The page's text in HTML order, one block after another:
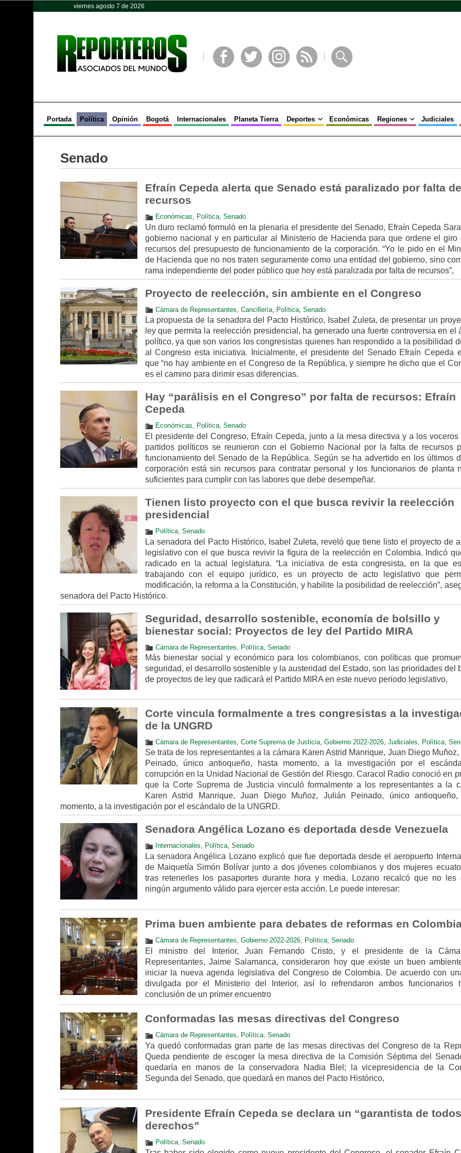
viernes agosto 7 de 2026
Portada Política Opinión Bogotá Internacionales Planeta Tierra Deportes Económicas Regiones Judiciales
Senado
Efraín Cepeda alerta que Senado está paralizado por falta de
recursos
Económicas, Política, Senado
Un duro reclamó formuló en la plenaria el presidente del Senado, Efraín Cepeda
gobierno nacional y en particular al Ministerio de Hacienda para que ordene el giro
recursos del presupuesto de funcionamiento de la corporación. “Yo le pido en el
de Hacienda que no nos traten seguramente como una entidad del gobierno, sino
rama independiente del poder público que hoy está paralizada por falta de recursos”,
Proyecto de reelección, sin ambiente en el Congreso
Cámara de Representantes Cancillería, Política, Senado
La propuesta de la senadora del Pacto Histórico, Isabel Zuleta, de presentar un
ley que permita la reelección presidencial, ha generado una fuerte controversia en el
político, ya que son varios los congresistas quienes han respondido a la posibilidad
al Congreso esta iniciativa. Inicialmente, el presidente del Senado Efraín Cepeda
que “no hay ambiente en el Congreso de la República, y siempre he dicho que el
es el camino para dirimir esas diferencias.
Hay “parálisis en el Congreso” por falta de recursos: Efraín
Cepeda
Económicas, Política, Senado
El presidente del Congreso, Efraín Cepeda, junto a la mesa directiva y a los voceros
partidos políticos se reunieron con el Gobierno Nacional por la falta de recursos
funcionamiento del Senado de la República. Según se ha advertido en los últimos
corporación está sin recursos para contratar personal y los funcionarios de planta
suficientes para cumplir con las labores que debe desempeñar.
Tienen listo proyecto con el que busca revivir la reelección
presidencial
Política, Senado
La senadora del Pacto Histórico, Isabel Zuleta, reveló que tiene listo el proyecto de
legislativo con el que busca revivir la figura de la reelección en Colombia. Indicó
radicado en la actual legislatura. “La iniciativa de esta congresista, en la que
trabajando con el equipo jurídico, es un proyecto de acto legislativo que
modificación, la reforma a la Constitución, y habilite la posibilidad de reelección”,
senadora del Pacto Histórico.
Seguridad, desarrollo sostenible, economía de bolsillo y
bienestar social: Proyectos de ley del Partido MIRA
Cámara de Representantes Política, Senado
Más bienestar social y económico para los colombianos, con políticas que
seguridad, el desarrollo sostenible y la austeridad del Estado, son las prioridades del
de proyectos de ley que radicará el Partido MIRA en este nuevo periodo legislativo.
Corte vincula formalmente a tres congresistas a la
de la UNGRD
Cámara de Representantes Corte Suprema de Justicia, Gobierno 2022-2026, Judiciales Política,
Se trata de los representantes a la cámara Karen Astrid Manrique, Juan Diego Muñoz,
Peinado, único antioqueño, hasta momento, a la investigación por el
corrupción en la Unidad Nacional de Gestión del Riesgo. Caracol Radio conoció en
que la Corte Suprema de Justicia vinculó formalmente a los representantes a la
Karen Astrid Manrique, Juan Diego Muñoz, Julián Peinado, único antioqueño,
momento, a la investigación por el escándalo de la UNGRD.
Senadora Angélica Lozano es deportada desde Venezuela
Internacionales, Política, Senado
La senadora Angélica Lozano explicó que fue deportada desde el aeropuerto
de Maiquetía Simón Bolívar junto a dos jóvenes colombianos y dos mujeres
tras retenerles los pasaportes durante hora y media. Lozano recalcó que no les
ningún argumento válido para ejercer esta acción. Le puede interesar:
Prima buen ambiente para debates de reformas en
Cámara de Representantes, Gobierno 2022-2026, Política, Senado
El ministro del Interior, Juan Fernando Cristo, y el presidente de la
Representantes, Jaime Salamanca, consideraron hoy que existe un buen
iniciar la nueva agenda legislativa del Congreso de Colombia. De acuerdo con
divulgada por el Ministerio del Interior, así lo refrendaron ambos funcionarios
conclusión de un primer encuentro
Conformadas las mesas directivas del Congreso
Cámara de Representantes, Política, Senado
Ya quedó conformadas gran parte de las mesas directivas del Congreso de la
Queda pendiente de escoger la mesa directiva de la Comisión Séptima del
quedaría en manos de la conservadora Nadia Blel; la vicepresidencia de la
Segunda del Senado, que quedará en manos del Pacto Histórico,
Presidente Efraín Cepeda se declara un “garantista de
derechos”
Política, Senado
Opinión Política